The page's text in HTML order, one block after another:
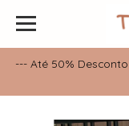
--- Até 50%